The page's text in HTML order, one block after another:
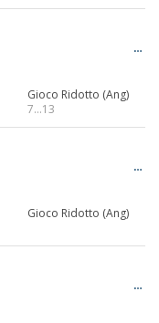
Gioco Ridotto (Ang)
7…13
Gioco Ridotto (Ang)